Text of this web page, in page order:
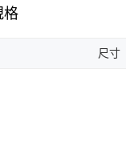
格
尺寸